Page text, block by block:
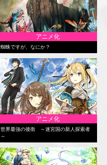
アニメ化
蜘蛛ですが、なにか？
アニメ化
世界最強の後衛 ～迷宮国の新人探索者
～